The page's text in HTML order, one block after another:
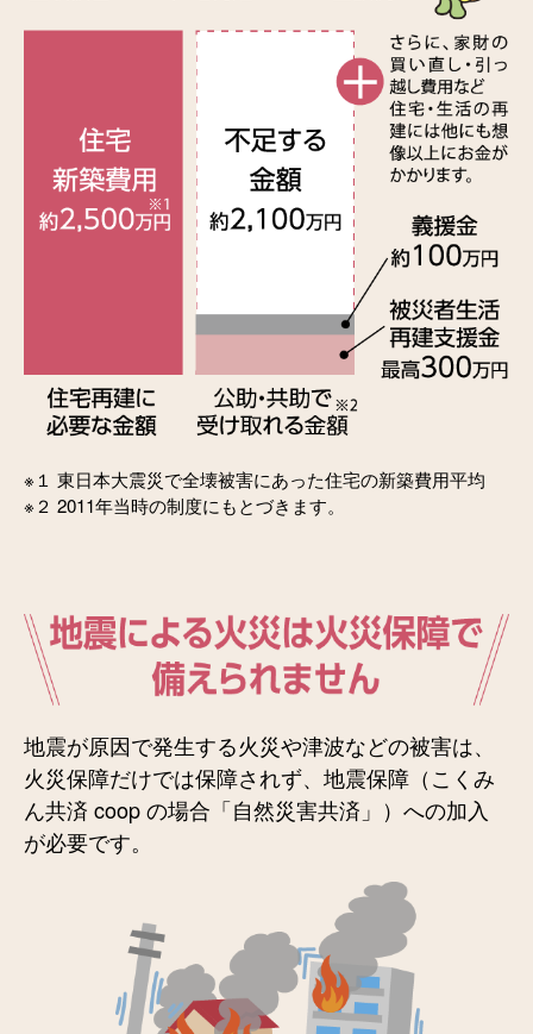
※１ 東日本大震災で全壊被害にあった住宅の新築費用平均
※２ 2011年当時の制度にもとづきます。
地震が原因で発生する火災や津波などの被害は、
火災保障だけでは保障されず、地震保障（こくみ
ん共済 coop の場合「自然災害共済」）への加入
が必要です。